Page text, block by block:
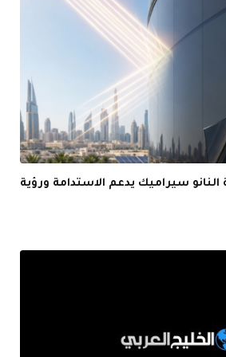
النانو سيراميك يدعم الاستدامة ورؤية